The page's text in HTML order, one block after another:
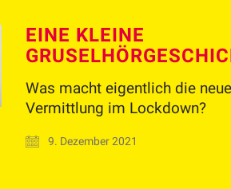
EINE KLEINE
Was macht eigentlich die
Vermittlung im Lockdown?
9. Dezember 2021